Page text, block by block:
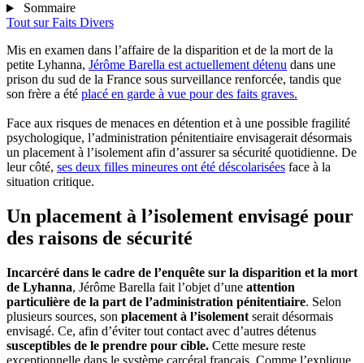
Sommaire
Tout surFaits Divers
Mis en examen dans l’affaire de la disparition et de la mort de la
petite Lyhanna, Jérôme Barella est actuellement détenu dans une
prison du sud de la France sous surveillance renforcée, tandis que
son frère a été placé en garde à vue pour des faits graves.
Face aux risques de menaces en détention et à une possible fragilité
psychologique, l’administration pénitentiaire envisagerait désormais
un placement à l’isolement afin d’assurer sa sécurité quotidienne. De
leur côté, ses deux filles mineures ont été déscolarisées face à la
situation critique.
Un placement à l’isolement envisagé pour
des raisons de sécurité
Incarcéré dans le cadre de l’enquête sur la disparition et la mort
de Lyhanna, Jérôme Barella fait l’objet d’une attention
particulière de la part de l’administration pénitentiaire. Selon
plusieurs sources, son placement à l’isolement serait désormais
envisagé. Ce, afin d’éviter tout contact avec d’autres détenus
susceptibles de le prendre pour cible. Cette mesure reste